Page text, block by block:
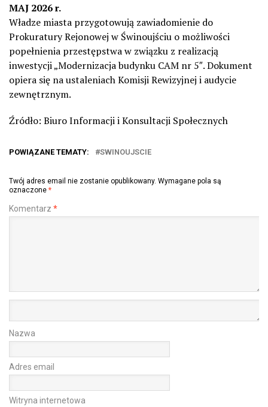
MAJ 2026 r.
Władze miasta przygotowują zawiadomienie do
Prokuratury Rejonowej w Świnoujściu o możliwości
popełnienia przestępstwa w związku z realizacją
inwestycji „Modernizacja budynku CAM nr 5″. Dokument
opiera się na ustaleniach Komisji Rewizyjnej i audycie
zewnętrznym.
Źródło: Biuro Informacji i Konsultacji Społecznych
POWIĄZANE TEMATY: SWINOUJSCIE
Twój adres email nie zostanie opublikowany. Wymagane pola są
oznaczone *
Komentarz *
Nazwa
Adres email
Witryna internetowa